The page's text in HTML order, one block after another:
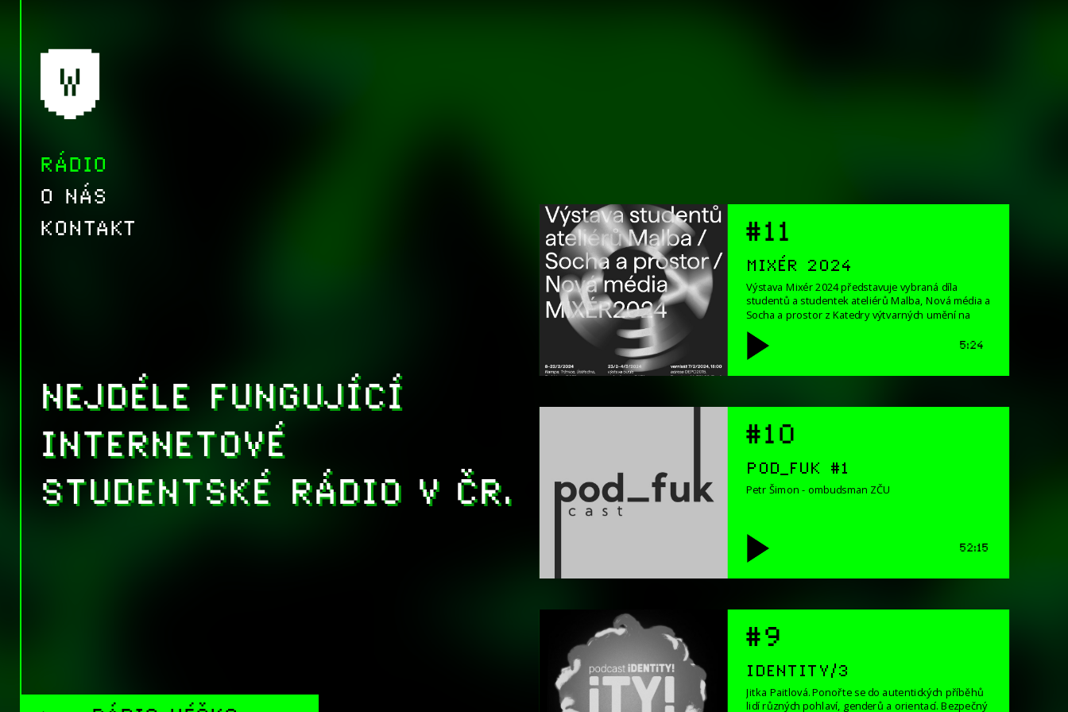
RÁDIO
O NÁS
KONTAKT
NEJDÉLE FUNGUJÍCÍ
INTERNETOVÉ
STUDENTSKÉ RÁDIO V ČR.
#11
MIXÉR 2024
Výstava Mixér 2024 představuje vybraná díla
studentů a studentek ateliérů Malba, Nová média a
Socha a prostor z Katedry výtvarných umění na
Fakultě designu a umění Ladislava Sutnara.
5:24
#10
POD_FUK #1
Petr Šimon - ombudsman ZČU
52:15
#9
IDENTITY/3
Jitka Paitlová. Ponořte se do autentických příběhů
lidí různých pohlaví, genderů a orientací. Bezpečný